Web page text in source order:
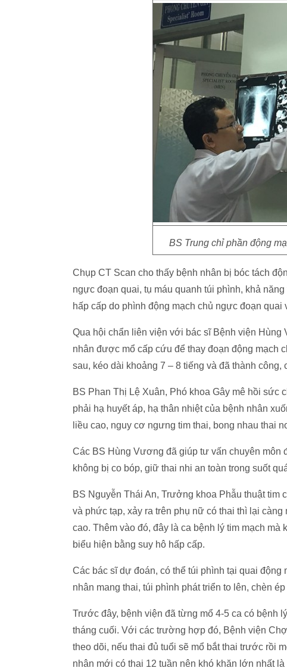
BS Trung chỉ phần động
Chụp CT Scan cho thấy bệnh nhân bị bóc tách
ngực đoạn quai, tụ máu quanh túi phình, khả
hấp cấp do phình động mạch chủ ngực đoạn quai
Qua hội chẩn liên viện với bác sĩ Bệnh viện
nhân được mổ cấp cứu để thay đoạn động mạch
sau, kéo dài khoảng 7 – 8 tiếng và đã thành công,
BS Phan Thị Lệ Xuân, Phó khoa Gây mê hồi sức
phải hạ huyết áp, hạ thân nhiệt của bệnh nhân
liều cao, nguy cơ ngưng tim thai, bong nhau thai
Các BS Hùng Vương đã giúp tư vấn chuyên môn
không bị co bóp, giữ thai nhi an toàn trong suốt
BS Nguyễn Thái An, Trưởng khoa Phẫu thuật tim
và phức tạp, xảy ra trên phụ nữ có thai thì lại
cao. Thêm vào đó, đây là ca bệnh lý tim mạch
biểu hiện bằng suy hô hấp cấp.
Các bác sĩ dự đoán, có thể túi phình tại quai
nhân mang thai, túi phình phát triển to lên, chèn
Trước đây, bệnh viện đã từng mổ 4-5 ca có
tháng cuối. Với các trường hợp đó, Bệnh viện
theo dõi, nếu thai đủ tuổi sẽ mổ bắt thai trước rồi
nhân mới có thai 12 tuần nên khó khăn lớn nhất